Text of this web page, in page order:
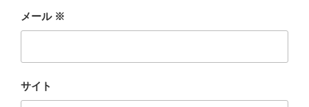
メール ※
サイト